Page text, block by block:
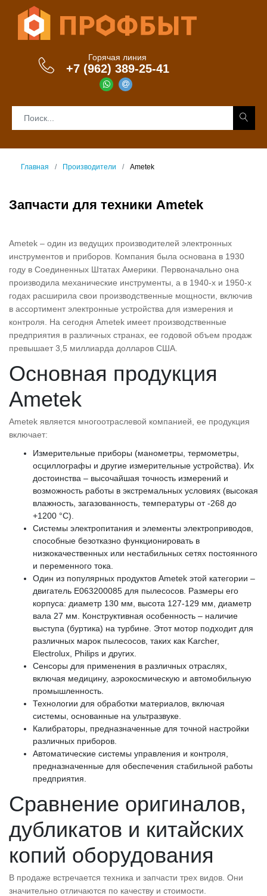
Горячая линия
+7 (962) 389-25-41
Главная Производители Ametek
Запчасти для техники Ametek
Ametek – один из ведущих производителей электронных
инструментов и приборов. Компания была основана в 1930
году в Соединенных Штатах Америки. Первоначально она
производила механические инструменты, а в 1940-х и 1950-х
годах расширила свои производственные мощности, включив
в ассортимент электронные устройства для измерения и
контроля. На сегодня Ametek имеет производственные
предприятия в различных странах, ее годовой объем продаж
превышает 3,5 миллиарда долларов США.
Основная продукция
Ametek
Ametek является многоотраслевой компанией, ее продукция
включает:
Измерительные приборы (манометры, термометры,
осциллографы и другие измерительные устройства). Их
достоинства – высочайшая точность измерений и
возможность работы в экстремальных условиях (высокая
влажность, загазованность, температуры от -268 до
+1200 °C).
Системы электропитания и элементы электроприводов,
способные безотказно функционировать в
низкокачественных или нестабильных сетях постоянного
и переменного тока.
Один из популярных продуктов Ametek этой категории –
двигатель E063200085 для пылесосов. Размеры его
корпуса: диаметр 130 мм, высота 127-129 мм, диаметр
вала 27 мм. Конструктивная особенность – наличие
выступа (буртика) на турбине. Этот мотор подходит для
различных марок пылесосов, таких как Karcher,
Electrolux, Philips и других.
Сенсоры для применения в различных отраслях,
включая медицину, аэрокосмическую и автомобильную
промышленность.
Технологии для обработки материалов, включая
системы, основанные на ультразвуке.
Калибраторы, предназначенные для точной настройки
различных приборов.
Автоматические системы управления и контроля,
предназначенные для обеспечения стабильной работы
предприятия.
Сравнение оригиналов,
дубликатов и китайских
копий оборудования
В продаже встречается техника и запчасти трех видов. Они
значительно отличаются по качеству и стоимости.